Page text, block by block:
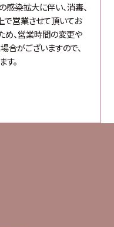
染拡大に伴い、消毒、
営業させて頂いてお
め、営業時間の変更や
合がございますので、
。